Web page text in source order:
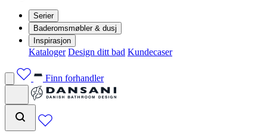
Serier
Baderomsmøbler & dusj
Inspirasjon
Kataloger Design ditt bad Kundecaser
Finn forhandler